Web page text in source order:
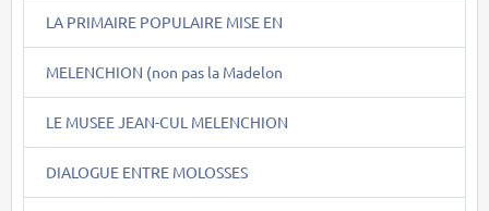
LA PRIMAIRE POPULAIRE MISE EN
MELENCHION (non pas la Madelon
LE MUSEE JEAN-CUL MELENCHION
DIALOGUE ENTRE MOLOSSES